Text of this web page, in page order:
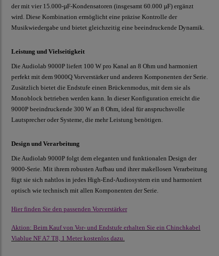
der mit vier 15.000-µF-Kondensatoren (insgesamt 60.000 µF) ergänzt
wird. Diese Kombination ermöglicht eine präzise Kontrolle der
Musikwiedergabe und bietet gleichzeitig eine beeindruckende Dynamik.
Leistung und Vielseitigkeit
Die Audiolab 9000P liefert 100 W pro Kanal an 8 Ohm und harmoniert
perfekt mit dem 9000Q Vorverstärker und anderen Komponenten der Serie.
Zusätzlich bietet die Endstufe einen Brückenmodus, mit dem sie als
Monoblock betrieben werden kann. In dieser Konfiguration erreicht die
9000P beeindruckende 300 W an 8 Ohm, ideal für anspruchsvolle
Lautsprecher oder Systeme, die mehr Leistung benötigen.
Design und Verarbeitung
Die Audiolab 9000P folgt dem eleganten und funktionalen Design der
9000-Serie. Mit ihrem robusten Aufbau und ihrer makellosen Verarbeitung
fügt sie sich nahtlos in jedes High-End-Audiosystem ein und harmoniert
optisch wie technisch mit allen Komponenten der Serie.
Hier finden Sie den passenden Vorverstärker
Aktion: Beim Kauf von Vor- und Endstufe erhalten Sie ein Chinchkabel
Viablue NF A7 T8, 1 Meter kostenlos dazu.